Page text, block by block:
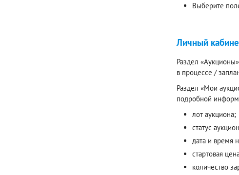
Выберите
Личный
Раздел
в процессе /
Раздел «Мои
подробной
лот аукциона;
статус
дата и время
стартовая
количество